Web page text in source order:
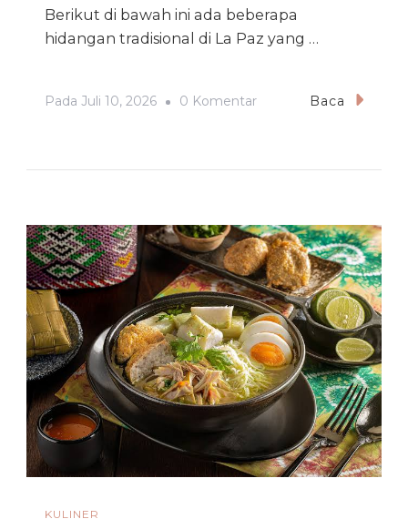
Berikut di bawah ini ada beberapa
hidangan tradisional di La Paz yang …
Pada Juli 10, 2026 0 KomentarPada
Paz
Yang
Menggugah
Selera
Baca
KULINER